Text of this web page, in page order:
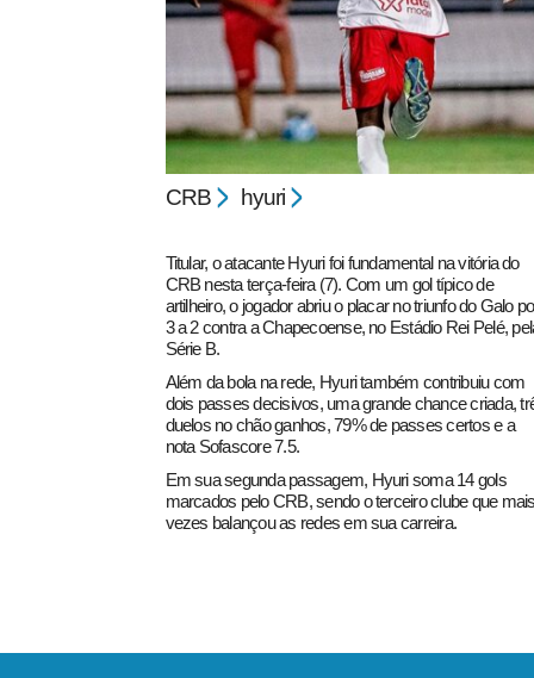
pecbol.com
CRB hyuri
Titular, o atacante Hyuri foi fundamental na vitória do
CRB nesta terça-feira (7). Com um gol típico de
artilheiro, o jogador abriu o placar no triunfo do Galo
3 a 2 contra a Chapecoense, no Estádio Rei Pelé,
Série B.
Além da bola na rede, Hyuri também contribuiu com
dois passes decisivos, uma grande chance criada,
duelos no chão ganhos, 79% de passes certos e a
nota Sofascore 7.5.
Em sua segunda passagem, Hyuri soma 14 gols
marcados pelo CRB, sendo o terceiro clube que
vezes balançou as redes em sua carreira.